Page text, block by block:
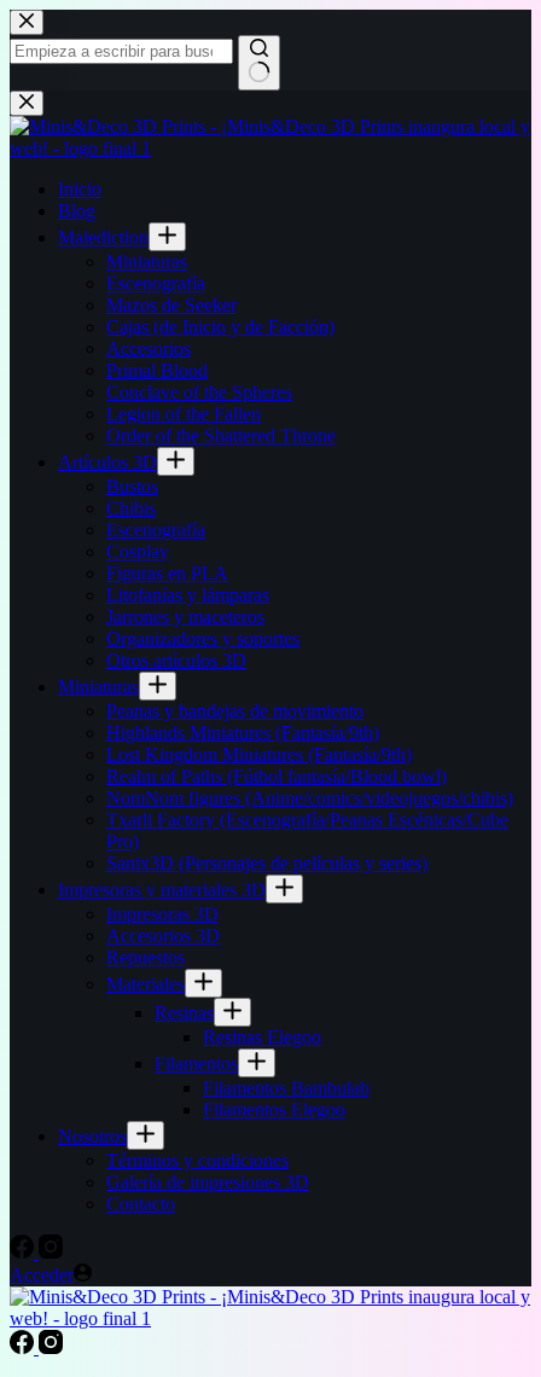
Saltar
al
contenido
Sin
resultados
Inicio
Blog
Malediction
Miniaturas
Escenografía
Mazos de Seeker
Cajas (de Inicio y de Facción)
Accesorios
Primal Blood
Conclave of the Spheres
Legion of the Fallen
Order of the Shattered Throne
Artículos 3D
Bustos
Chibis
Escenografía
Cosplay
Figuras en PLA
Litofanías y lámparas
Jarrones y maceteros
Organizadores y soportes
Otros artículos 3D
Miniaturas
Peanas y bandejas de movimiento
Highlands Miniatures (Fantasía/9th)
Lost Kingdom Miniatures (Fantasía/9th)
Realm of Paths (Fútbol fantasía/Blood bowl)
NomNom figures (Anime/comics/videojuegos/chibis)
Txarli Factory (Escenografía/Peanas Escénicas/Cube
Pro)
Sanix3D (Personajes de películas y series)
Impresoras y materiales 3D
Impresoras 3D
Accesorios 3D
Repuestos
Materiales
Resinas
Resinas Elegoo
Filamentos
Filamentos Bambulab
Filamentos Elegoo
Nosotros
Términos y condiciones
Galería de impresiones 3D
Contacto
Acceder